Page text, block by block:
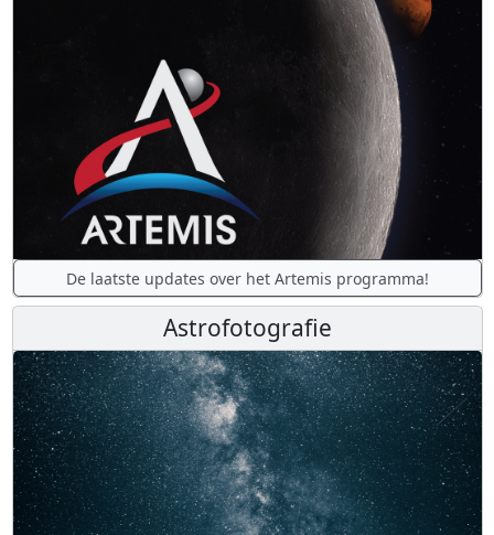
De laatste updates over het Artemis programma!
Astrofotografie